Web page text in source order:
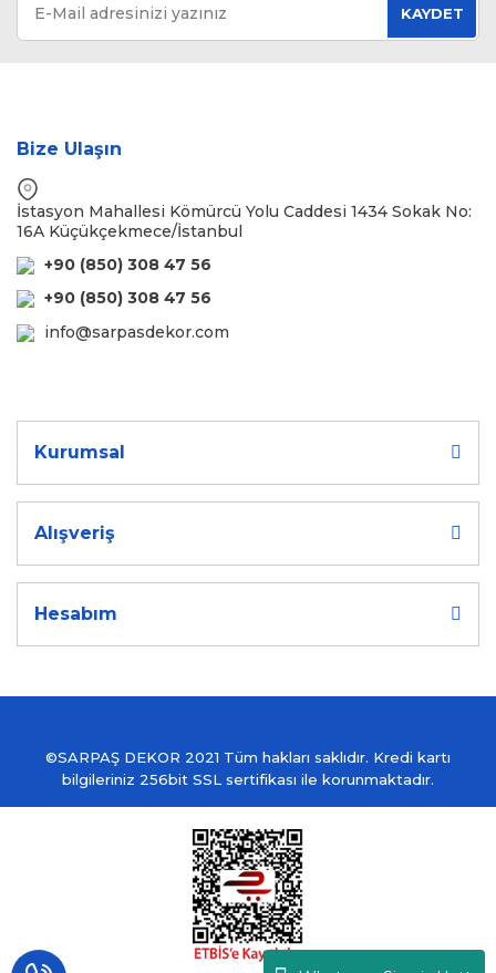
KAYDET
Bize Ulaşın
İstasyon Mahallesi Kömürcü Yolu Caddesi 1434 Sokak No:
16A Küçükçekmece/İstanbul
+90 (850) 308 47 56
+90 (850) 308 47 56
info@sarpasdekor.com
Kurumsal
Alışveriş
Hesabım
©SARPAŞ DEKOR 2021 Tüm hakları saklıdır. Kredi kartı
bilgileriniz 256bit SSL sertifikası ile korunmaktadır.